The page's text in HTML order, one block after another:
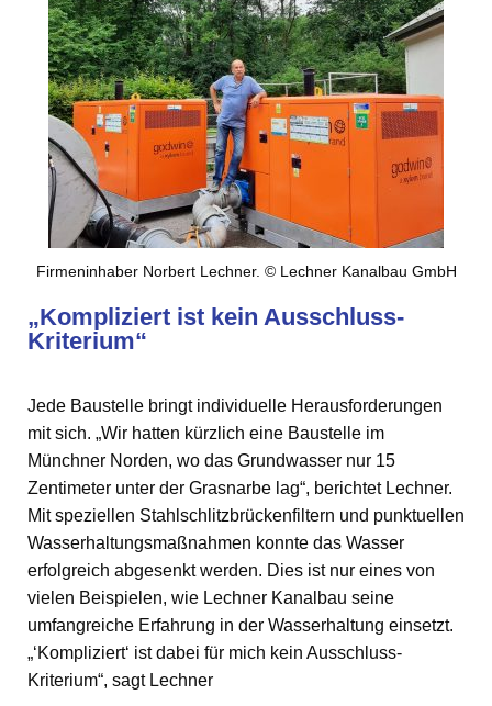
Firmeninhaber Norbert Lechner. © Lechner Kanalbau GmbH
„Kompliziert ist kein Ausschluss-
Kriterium“
Jede Baustelle bringt individuelle Herausforderungen
mit sich. „Wir hatten kürzlich eine Baustelle im
Münchner Norden, wo das Grundwasser nur 15
Zentimeter unter der Grasnarbe lag“, berichtet Lechner.
Mit speziellen Stahlschlitzbrückenfiltern und punktuellen
Wasserhaltungsmaßnahmen konnte das Wasser
erfolgreich abgesenkt werden. Dies ist nur eines von
vielen Beispielen, wie Lechner Kanalbau seine
umfangreiche Erfahrung in der Wasserhaltung einsetzt.
„‘Kompliziert‘ ist dabei für mich kein Ausschluss-
Kriterium“, sagt Lechner